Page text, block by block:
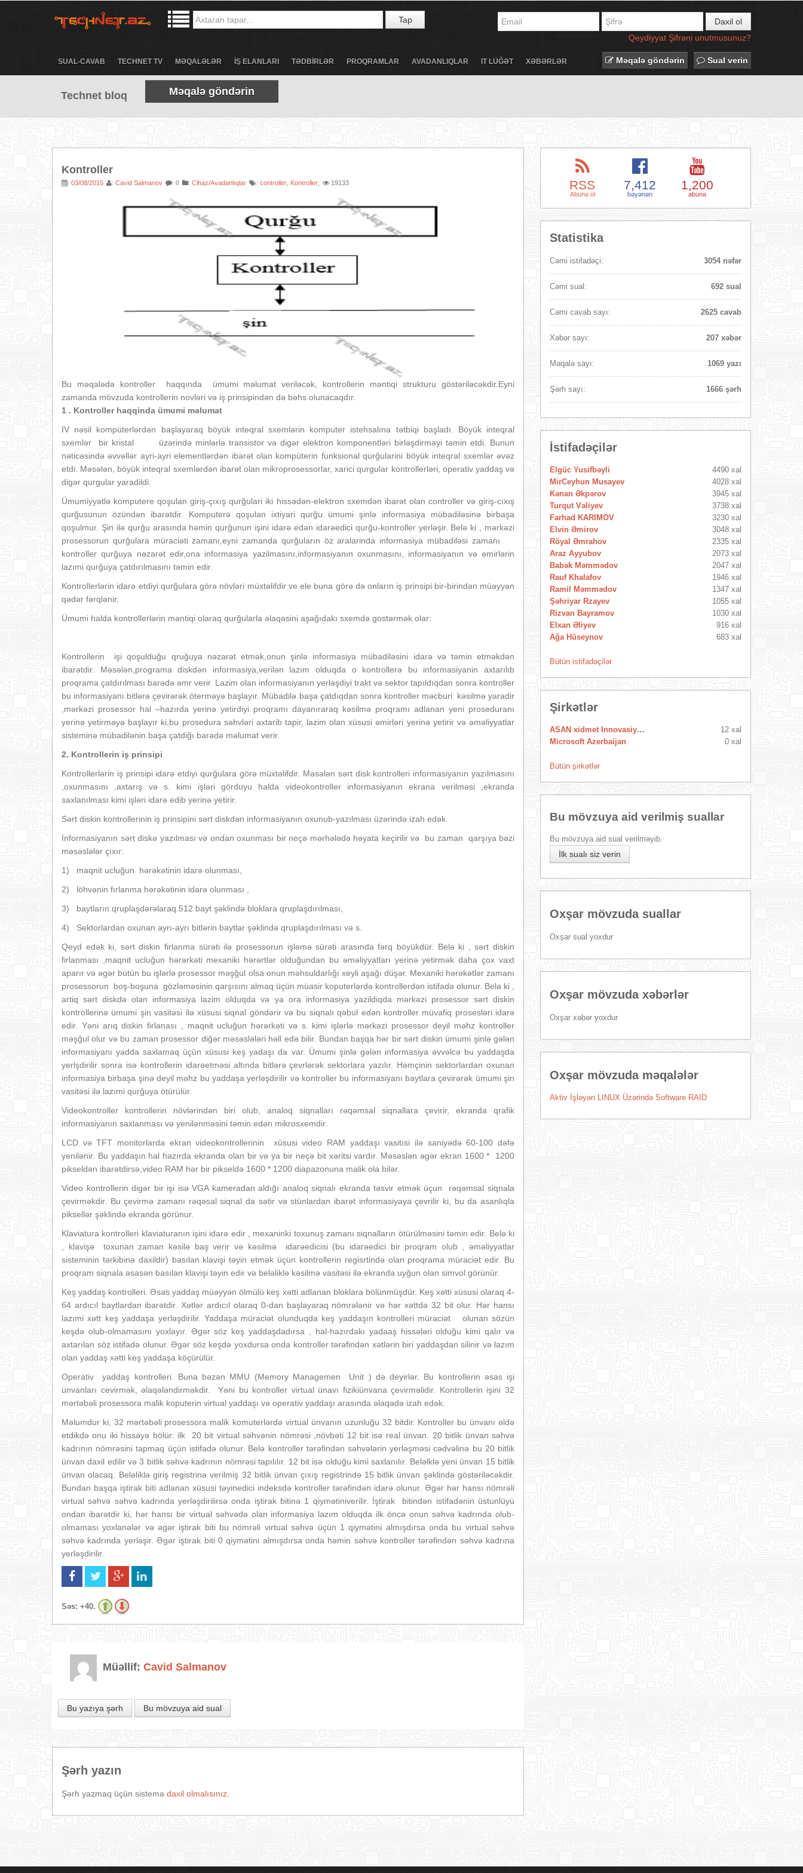
Tap
Daxil ol
Qeydiyyat Şifrəni unutmusunuz?
SUAL-CAVAB TECHNET TV MƏQALƏLƏR İŞ ELANLARI TƏDBİRLƏR PROQRAMLAR AVADANLIQLAR IT LÜĞƏT XƏBƏRLƏR Məqalə göndərin Sual verin
Technet bloq Məqalə göndərin
Kontroller
: 03/08/2015 : Cavid Salmanov : 0 : Cihaz/Avadanlıqlar : controller Kontroller 19133
Bu məqalədə kontroller haqqında ümumi məlumat veriləcək, kontrollerin məntiqi strukturu göstəriləcəkdir.Eyni
zamanda mövzuda kontrollerin novləri və iş prinsipindən də bəhs olunacaqdır.
1 . Kontroller haqqinda ümumi məlumat
IV nəsil kompüterlərdən başlayaraq böyük inteqral sxemlərin komputer istehsalına tətbiqi başladı. Böyük inteqral
sxemlər bir kristal üzərində minlərlə transistor və digər elektron komponentləri birləşdirməyi təmin etdi. Bunun
nəticəsində əvvəllər ayri-ayri elementlərdən ibarət olan kompüterin funksional qurğularini böyük inteqral sxemlər əvəz
etdi. Məsələn, böyük inteqral sxemlərdən ibarət olan mikroprosessorlar, xarici qurgular kontrollerləri, operativ yaddaş və
digər qurgular yaradildi.
Ümumiyyətlə komputere qoşulan giriş-çıxış qurğulari iki hissədən-elektron sxemdən ibarət olan controller və giriş-cıxış
qurğusunun özündən ibarətdir. Komputerə qoşulan ixtiyari qurğu ümumi şinlə informasiya mübadiləsinə birbaşa
qoşulmur. Şin ilə qurğu arasında həmin qurğunun işini idarə edən idarəedici qurğu-kontroller yerləşir. Belə ki , mərkəzi
prosessorun qurğulara müraciəti zamanı,eyni zamanda qurğuların öz aralarinda informasiya mübadiləsi zamanı
kontroller qurğuya nəzarət edir,ona informasiya yazilmasını,informasiyanın oxunmasını, informasiyanın və əmirlərin
lazımi qurğuya çatdırılmasını təmin edir.
Kontrollerlərin idarə etdiyi qurğulara görə növləri müxtəlifdir ve ele buna görə də onların iş prinsipi bir-birindən müəyyən
qədər fərqlənir.
Ümumi halda kontrollerlərin məntiqi olaraq qurğularla əlaqəsini aşağıdakı sxemdə gostərmək olar:
Kontrollerin işi qoşulduğu qruğuya nəzarət etmək,onun şinlə informasiya mübadiləsini idarə və təmin etməkdən
ibarətdir. Məsələn,programa diskdən informasiya,verilən lazım olduqda o kontrollerə bu informasiyanin axtarılıb
proqrama çatdırılması barədə əmr verir. Lazim olan informasiyanın yerləşdiyi trakt və sektor tapıldıqdan sonra kontroller
bu informasiyanı bitlərə çevirərək öterməyə başlayır. Mübadilə başa çatdıqdan sonra kontroller məcburi kəsilmə yaradir
,mərkəzi prosessor hal –hazırda yerinə yetirdiyi proqramı dayanıraraq kəsilmə proqramı adlanan yeni proseduranı
yerinə yetirməyə başlayır ki,bu prosedura səhvləri axtarib tapir, lazim olan xüsusi əmirləri yerinə yetirir və əməliyyatlar
sisteminə mübadilənin başa çatdiğı barədə məlumat verir.
2. Kontrollerin iş prinsipi
Kontrollerlərin iş prinsipi idarə etdiyi qurğulara görə müxtəlifdir. Məsələn sərt disk kontrolleri informasiyanın yazılmasını
,oxunmasını ,axtarış və s. kimi işləri görduyu halda videokontroller informasiyanın ekrana verilməsi ,ekranda
saxlanılması kimi işləri idarə edib yerinə yetirir.
Sərt diskin kontrollerinin iş prinsipini sərt diskdən informasiyanın oxunub-yazılması üzərində izah edək.
İnformasiyanın sərt diskə yazılması və ondan oxunması bir neçə mərhələdə həyata keçirilir və bu zaman qarşıya bəzi
məsəslələr çıxır:
1) maqnit ucluğun hərəkətinin idarə olunması,
2) löhvənin fırlanma hərəkətinin idarə olunması ,
3) baytların qruplaşdərəlaraq 512 bayt şəklində bloklara qruplaşdırılması,
4) Sektorlardan oxunan ayrı-ayrı bitlərin baytlar şəklində qruplaşdırılması və s.
Qeyd edək ki, sərt diskin firlanma sürəti ilə prosessorun işləmə sürəti arasında fərq böyükdür. Belə ki , sərt diskin
firlanması ,maqnit ucluğun hərərkəti mexaniki hərərtlər olduğundan bu əməliyyatları yerinə yetirmək daha çox vaxt
aparır və əgər bütün bu işlərlə prosessor məşğul olsa onun məhsuldarlığı xeyli aşağı düşər. Mexaniki hərəkətlər zamanı
prosessorun boş-boşuna gözləməsinin qarşısını almaq üçün müasir koputerlərdə kontrollerdən istifadə olunur. Belə ki ,
artiq sərt diskdə olan informasiya lazim olduqda və ya ora informasiya yazildiqda mərkəzi prosessor sərt diskin
kontrollerinə ümumi şin vasitəsi ilə xüsusi siqnal göndərir və bu siqnalı qəbul edən kontroller müvafiq prosesləri idarə
edir. Yəni arıq diskin firlanası , maqnit ucluğun hərərkəti və s. kimi işlərlə mərkəzi prosessor deyil məhz kontroller
məşğul olur və bu zaman prosessor diğər məsəslələri həll edə bilir. Bundan başqa hər bir sərt diskin ümumi şinlə gələn
informasiyanı yadda saxlamaq üçün xüsusi keş yadaşı da var. Ümumi şinlə gələn informasiya əvvəlcə bu yaddaşda
yerlşdirilir sonra isə kontrollerin idarəetməsi altında bitlərə çevrlərək sektorlara yazılır. Həmçinin sektorlardan oxunan
informasiya birbaşa şinə deyil məhz bu yaddaşa yerləşdirilir və kontroller bu informasiyanı baytlara çevirərək ümumi şin
vasitəsi ilə lazımi qurğuya ötürülür.
Videokontroller kontrollerin növlərindən biri olub, analoq siqnalları rəqəmsal siqnallara çevirir, ekranda qrafik
informasiyanın saxlanması və yenilənməsini təmin edən mikrosxemdir.
LCD və TFT monitorlarda ekran videokontrollerinin xüsusi video RAM yaddaşı vasitısi ilə saniyədə 60-100 dəfə
yenilənir. Bu yaddaşın hal hazırda ekranda olan bir və ya bir neçə bit xəritsi vardır. Məsəslən əgər ekran 1600 * 1200
pikseldən ibarətdirsə,video RAM hər bir pikseldə 1600 * 1200 diapazonuna malik ola bilər.
Video kontrollerin digər bir işi isə VGA kameradan aldığı analoq siqnalı ekranda təsvir etmək üçun rəqəmsal siqnala
çevirməkdir. Bu çevirmə zamanı rəqəsal siqnal da sətir və stünlardan ibarət informasiyaya çevrilir ki, bu da asanlıqla
piksellər şəklində ekranda görünur.
Klaviatura kontrolleri klaviaturanın işini idarə edir , mexaninki toxunuş zamanı siqnalların ötürülməsini təmin edir. Belə ki
, klavişə toxunan zaman kəsilə baş verir və kəsilmə idarəedicisi (bu idarəedici bir proqram olub , əməliyyatlar
sisteminin tərkibinə daxildir) basılan klavişi təyin etmək üçün kontrollerin regisrtində olan proqrama müraciət edir. Bu
proqram siqnala əsasən basılan klavişi təyin edir və beləliklə kəsilmə vasitəsi ilə ekranda uyğun olan simvol görünür.
Keş yaddaş kontrolleri. Əsas yaddaş müəyyən ölmülü keş xətti adlanan bloklara bölünmüşdür. Keş xətti xüsusi olaraq 4-
64 ardıcıl baytlardan ibarətdir. Xətlər ardıcıl olaraq 0-dan başlayaraq nömrələnir və hər xəttdə 32 bit olur. Hər hansı
lazımi xətt keş yaddaşa yerləşdirilir. Yaddaşa müraciət olunduqda keş yaddaşın kontrolleri müraciət olunan sözün
keşdə olub-olmamasını yoxlayır. Əgər söz keş yaddaşdadırsa , hal-hazırdakı yadaaş hissələri olduğu kimi qalır və
axtarılan söz istifadə olunur. Əgər söz keşdə yoxdursa onda kontroller tərəfindən xətlərin biri yaddaşdan silinir və lazım
olan yaddaş xətti keş yaddaşa köçürülür.
Operativ yaddaş kontrolleri. Buna bəzən MMU (Memory Managemen Unit ) də deyirlər. Bu kontrollerin əsas işi
ünvanları cevirmək, əlaqələndirməkdir. Yəni bu kontroller virtual ünavı fizikiünvana çevirməlidir. Kontrollerin işini 32
mərtəbəli prosessora malik koputerin virtual yaddaşı və operativ yaddaşı arasında əlaqədə izah edək.
Məlumdur ki, 32 mərtəbəli prosessora malik komuterlərdə virtual ünvanın uzunluğu 32 bitdir. Kontroller bu ünvanı əldə
etdikdə onu iki hissəyə bölür: ilk 20 bit virtual səhvənin nömrəsi ,növbəti 12 bit isə real ünvan. 20 bitlik ünvan səhvə
kadrının nömrəsini tapmaq üçün istifadə olunur. Belə kontroller tərəfindən səhvələrin yerləşməsi cədvəlinə bu 20 bitlik
ünvan daxil edilir və 3 bitlik səhvə kadrının nömrəsi tapılılır. 12 bit isə olduğu kimi saxlanılır. Beləlklə yeni ünvan 15 bitlik
ünvan olacaq. Beləliklə giriş registrinə verilmiş 32 bitlik ünvan çıxış registrində 15 bitlik ünvan şəklində göstəriləcəkdir.
Bundan başqa iştirak biti adlanan xüsusi təyinedici indeksdə kontroller tərəfindən idarə olunur. Əgər hər hansı nömrəli
virtual səhvə səhvə kadrında yerləşdirilirsə onda iştirak bitinə 1 qiymətiniverilir. İştirak bitindən istifadənin üstunlüyü
ondan ibarətdir ki, hər hansı bir virtual səhvədə olan informasiya lazım olduqda ilk öncə onun səhvə kadrında olub-
olmaması yoxlanələr və əgər iştirak biti bu nömrəli virtual səhvə üçün 1 qiymətini almışdırsa onda bu virtual səhvə
səhvə kadrında yerləşir. Əgər iştirak biti 0 qiymətini almışdırsa onda həmin səhvə kontroller tərəfindən səhvə kadrına
yerləşdirilir.
Səs: +40.
Müəllif: Cavid Salmanov
Bu yazıya şərh Bu mövzuya aid sual
Şərh yazın
Şərh yazmaq üçün sistemə daxil olmalısınız.
RSS
Abunə ol
7,412
bəyənən
1,200
abunə
Statistika
Cəmi istifadəçi: 3054 nəfər
Cəmi sual: 692 sual
Cəmi cavab sayı: 2625 cavab
Xəbər sayı: 207 xəbər
Məqalə sayı: 1069 yazı
Şərh sayı: 1666 şərh
İstifadəçilər
Elgüc Yusifbəyli
4490 xal
MirCeyhun Musayev
4028 xal
Kənan Əkpərov
3945 xal
Turqut Vəliyev
3738 xal
Farhad KARIMOV
3230 xal
Elvin Əmirov
3048 xal
Röyal Əmrahov
2335 xal
Araz Ayyubov
2073 xal
Babək Məmmədov
2047 xal
Rauf Khalafov
1946 xal
Ramil Məmmədov
1347 xal
Şəhriyar Rzayev
1055 xal
Rizvan Bayramov
1030 xal
Elxan Əliyev
916 xal
Ağa Hüseynov
683 xal
Bütün istifadəçilər
Şirkətlər
ASAN xidmet Innovasiya Mərkəzi
12 xal
Microsoft Azerbaijan
0 xal
Bütün şirkətlər
Bu mövzuya aid verilmiş suallar
Bu mövzuya aid sual verilməyib.
İlk sualı siz verin
Oxşar mövzuda suallar
Oxşar sual yoxdur
Oxşar mövzuda xəbərlər
Oxşar xəbər yoxdur
Oxşar mövzuda məqalələr
Aktiv İşləyən LINUX Üzərində Software RAID